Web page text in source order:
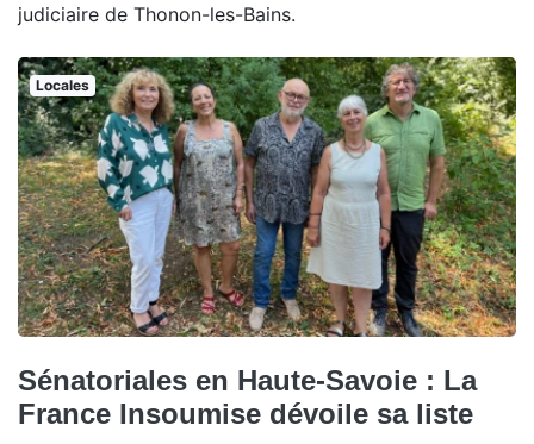
judiciaire de Thonon-les-Bains.
Locales
Sénatoriales en Haute-Savoie : La
France Insoumise dévoile sa liste